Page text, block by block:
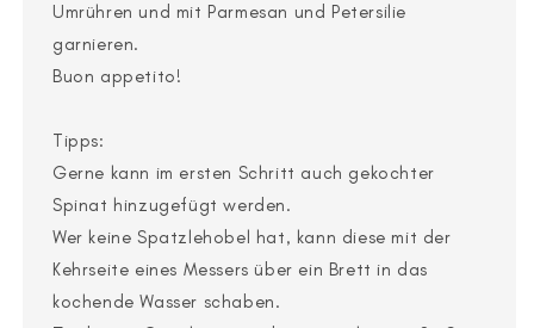
Umrühren und mit Parmesan und Petersilie
garnieren.
Buon appetito!
Tipps:
Gerne kann im ersten Schritt auch gekochter
Spinat hinzugefügt werden.
Wer keine Spatzlehobel hat, kann diese mit der
Kehrseite eines Messers über ein Brett in das
kochende Wasser schaben.